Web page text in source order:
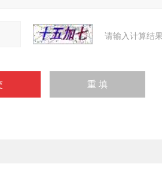
请输入计算结